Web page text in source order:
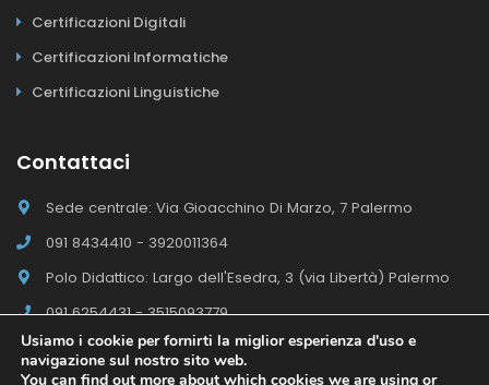
Certificazioni Digitali
Certificazioni Informatiche
Certificazioni Linguistiche
Contattaci
Sede centrale: Via Gioacchino Di Marzo, 7 Palermo
091 8434410 - 3920011364
Polo Didattico: Largo dell'Esedra, 3 (via Libertà) Palermo
091 6254431 - 3515093779
Usiamo i cookie per fornirti la miglior esperienza d'uso e
navigazione sul nostro sito web.
You can find out more about which cookies we are using or